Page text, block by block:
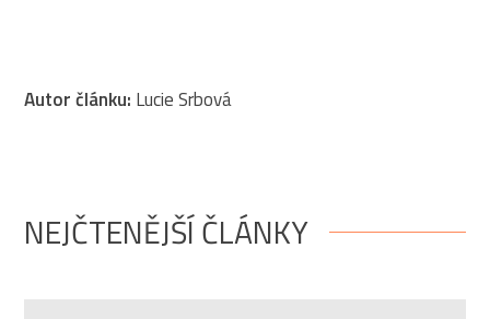
Autor článku: Lucie Srbová
NEJČTENĚJŠÍ ČLÁNKY